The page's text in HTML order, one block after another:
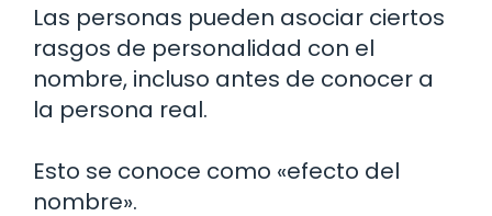
Las personas pueden asociar ciertos
rasgos de personalidad con el
nombre, incluso antes de conocer a
la persona real.
Esto se conoce como «efecto del
nombre».